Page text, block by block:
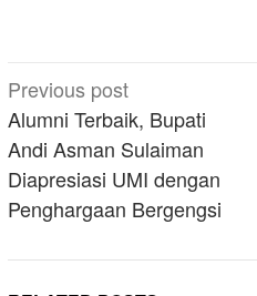
Post
navigation
Previous post
Alumni Terbaik, Bupati
Andi Asman Sulaiman
Diapresiasi UMI dengan
Penghargaan Bergengsi